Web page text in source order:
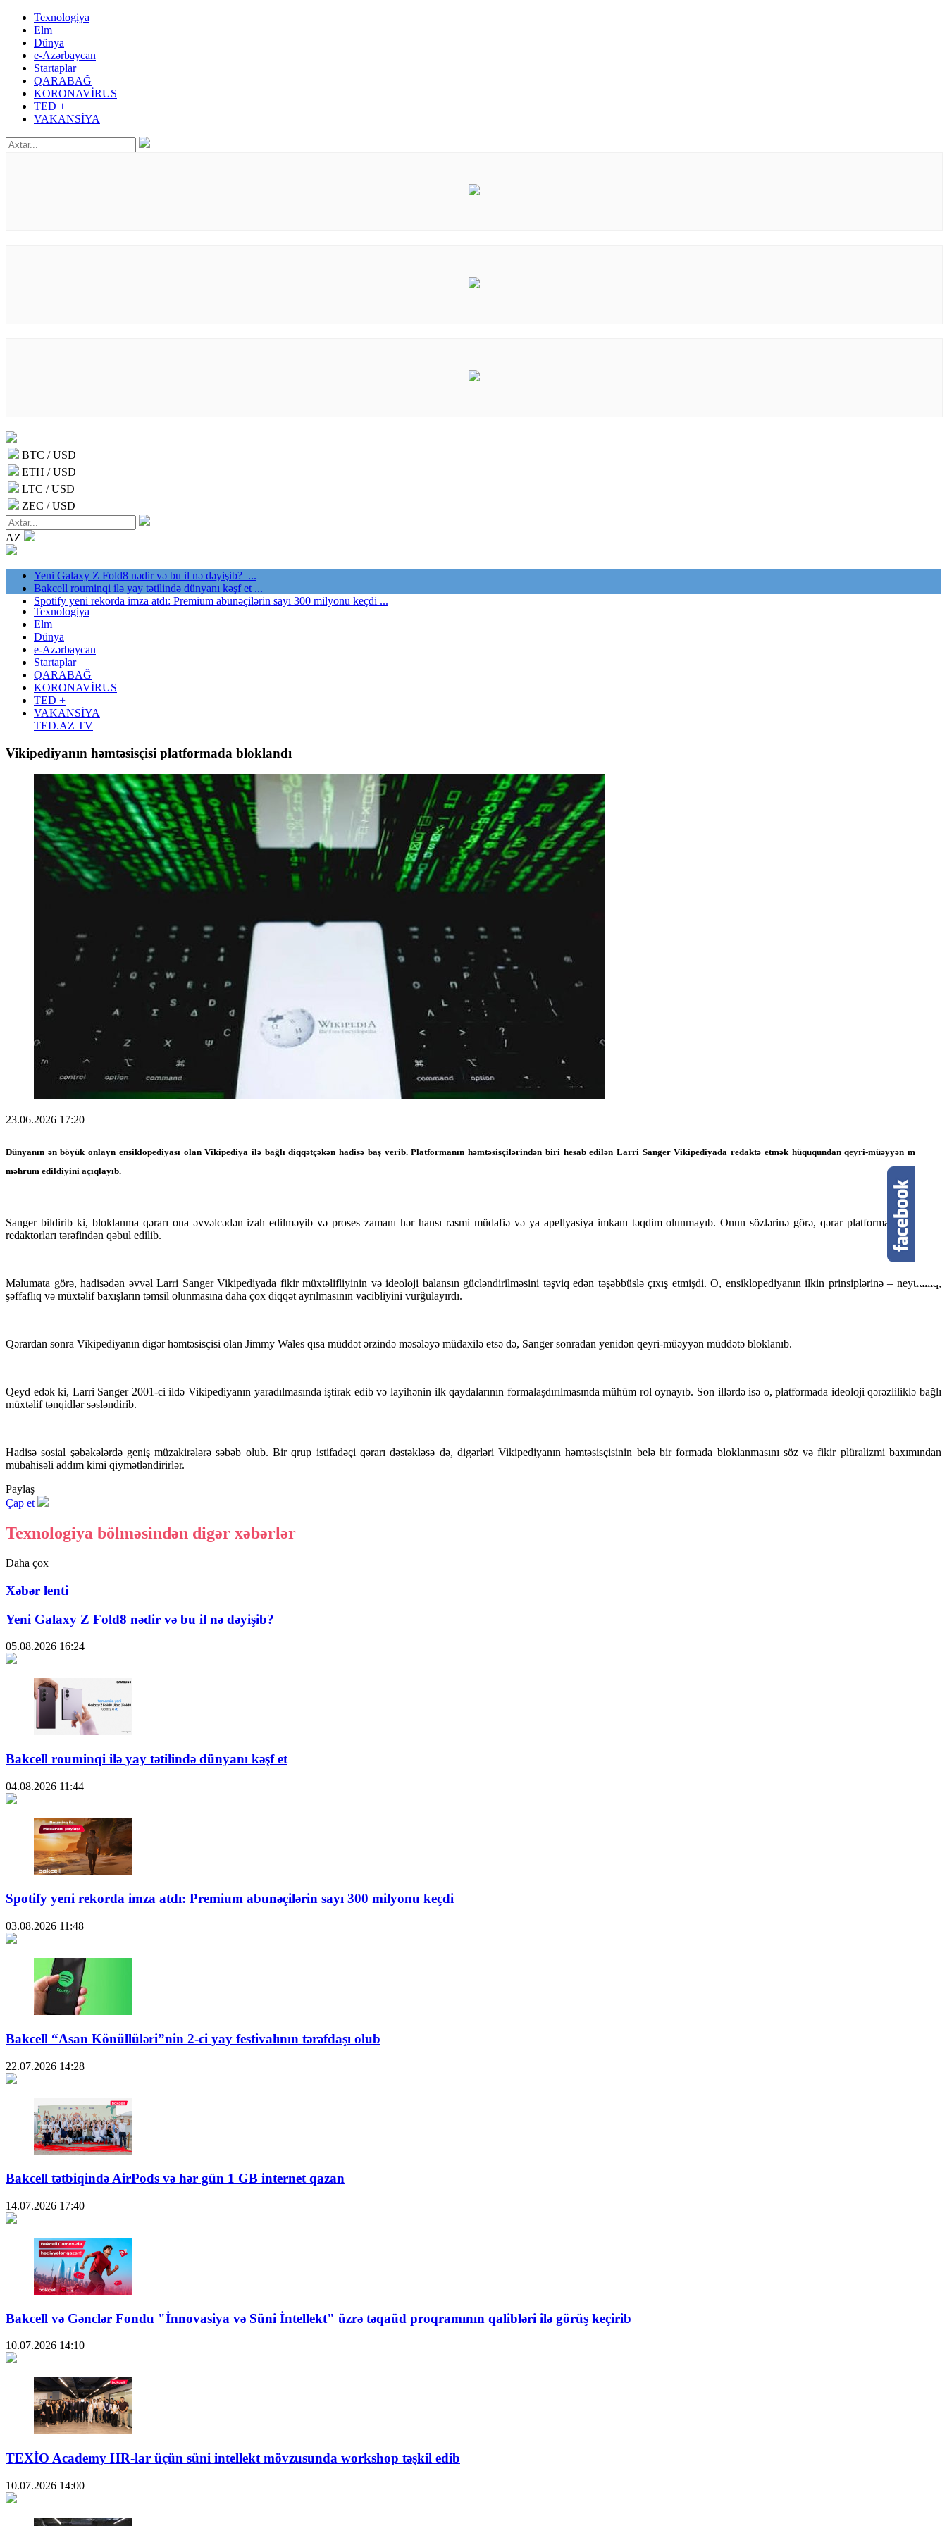
Texnologiya
Elm
Dünya
e-Azərbaycan
Startaplar
QARABAĞ
KORONAVİRUS
TED +
VAKANSİYA
BTC / USD
ETH / USD
LTC / USD
ZEC / USD
AZ
Yeni Galaxy Z Fold8 nədir və bu il nə dəyişib? ...
Bakcell rouminqi ilə yay tətilində dünyanı kəşf et ...
Spotify yeni rekorda imza atdı: Premium abunəçilərin sayı 300 milyonu keçdi ...
Texnologiya
Elm
Dünya
e-Azərbaycan
Startaplar
QARABAĞ
KORONAVİRUS
TED +
VAKANSİYA
TED.AZ TV
Vikipediyanın həmtəsisçisi platformada bloklandı
23.06.2026 17:20
Dünyanın ən böyük onlayn ensiklopediyası olan Vikipediya ilə bağlı diqqətçəkən hadisə baş verib. Platformanın həmtəsisçilərindən biri hesab edilən Larri Sanger Vikipediyada redaktə etmək hüququndan qeyri-müəyyən müddətə
məhrum edildiyini açıqlayıb.
Sanger bildirib ki, bloklanma qərarı ona əvvəlcədən izah edilməyib və proses zamanı hər hansı rəsmi müdafiə və ya apellyasiya imkanı təqdim olunmayıb. Onun sözlərinə görə, qərar platformanın könüllü
redaktorları tərəfindən qəbul edilib.
Məlumata görə, hadisədən əvvəl Larri Sanger Vikipediyada fikir müxtəlifliyinin və ideoloji balansın gücləndirilməsini təşviq edən təşəbbüslə çıxış etmişdi. O, ensiklopediyanın ilkin prinsiplərinə – neytrallıq,
şəffaflıq və müxtəlif baxışların təmsil olunmasına daha çox diqqət ayrılmasının vacibliyini vurğulayırdı.
Qərardan sonra Vikipediyanın digər həmtəsisçisi olan Jimmy Wales qısa müddət ərzində məsələyə müdaxilə etsə də, Sanger sonradan yenidən qeyri-müəyyən müddətə bloklanıb.
Qeyd edək ki, Larri Sanger 2001-ci ildə Vikipediyanın yaradılmasında iştirak edib və layihənin ilk qaydalarının formalaşdırılmasında mühüm rol oynayıb. Son illərdə isə o, platformada ideoloji qərəzliliklə bağlı
müxtəlif tənqidlər səsləndirib.
Hadisə sosial şəbəkələrdə geniş müzakirələrə səbəb olub. Bir qrup istifadəçi qərarı dəstəkləsə də, digərləri Vikipediyanın həmtəsisçisinin belə bir formada bloklanmasını söz və fikir plüralizmi baxımından
mübahisəli addım kimi qiymətləndirirlər.
Paylaş
Çap et
Texnologiya bölməsindən digər xəbərlər
Daha çox
Xəbər lenti
Yeni Galaxy Z Fold8 nədir və bu il nə dəyişib?
05.08.2026 16:24
Bakcell rouminqi ilə yay tətilində dünyanı kəşf et
04.08.2026 11:44
Spotify yeni rekorda imza atdı: Premium abunəçilərin sayı 300 milyonu keçdi
03.08.2026 11:48
Bakcell “Asan Könüllüləri”nin 2-ci yay festivalının tərəfdaşı olub
22.07.2026 14:28
Bakcell tətbiqində AirPods və hər gün 1 GB internet qazan
14.07.2026 17:40
Bakcell və Gənclər Fondu "İnnovasiya və Süni İntellekt" üzrə təqaüd proqramının qalibləri ilə görüş keçirib
10.07.2026 14:10
TEXİO Academy HR-lar üçün süni intellekt mövzusunda workshop təşkil edib
10.07.2026 14:00